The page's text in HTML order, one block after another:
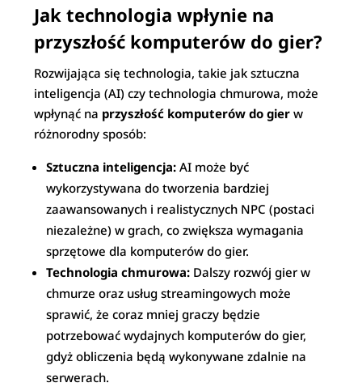
Jak technologia wpłynie na
przyszłość komputerów do gier?
Rozwijająca się technologia, takie jak sztuczna
inteligencja (AI) czy technologia chmurowa, może
wpłynąć na przyszłość komputerów do gier w
różnorodny sposób:
Sztuczna inteligencja: AI może być
wykorzystywana do tworzenia bardziej
zaawansowanych i realistycznych NPC (postaci
niezależne) w grach, co zwiększa wymagania
sprzętowe dla komputerów do gier.
Technologia chmurowa: Dalszy rozwój gier w
chmurze oraz usług streamingowych może
sprawić, że coraz mniej graczy będzie
potrzebować wydajnych komputerów do gier,
gdyż obliczenia będą wykonywane zdalnie na
serwerach.